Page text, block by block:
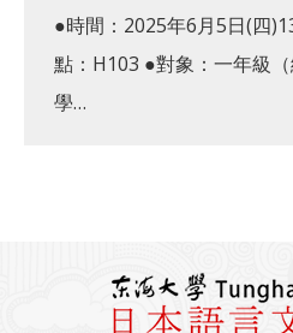
●時間：2025年6月5日(四
點：H103 ●對象：一年級
學…